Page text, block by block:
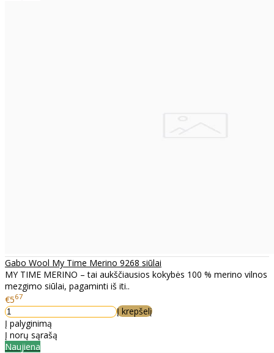
Gabo Wool My Time Merino 9268 siūlai
MY TIME MERINO – tai aukščiausios kokybės 100 % merino vilnos
mezgimo siūlai, pagaminti iš iti..
€567
Į krepšelį
Į palyginimą
Į norų sąrašą
Naujiena